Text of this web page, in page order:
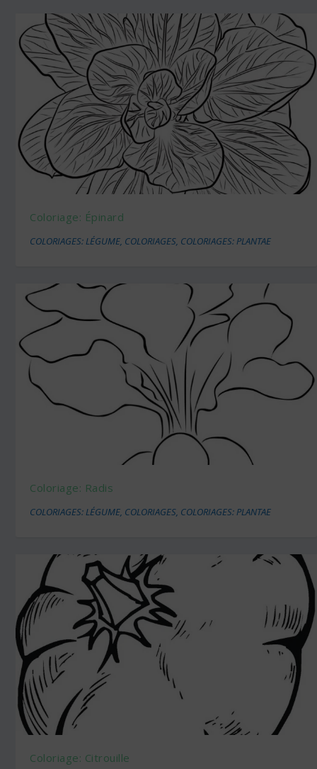
Coloriage: Épinard
COLORIAGES: LÉGUME, COLORIAGES, COLORIAGES: PLANTAE
Coloriage: Radis
COLORIAGES: LÉGUME COLORIAGES COLORIAGES: PLANTAE
Coloriage: Citrouille